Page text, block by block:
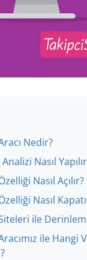
Nedir?
Nasıl
Nasıl Açılır?
Nasıl
ile
ile Hangi